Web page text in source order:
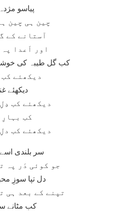
پیاسو
چین ہی چین
آستانے کے
اور اَعدا
کب گل طیبہ کی
دیکھئے
دیکھئے
دیکھئے کب
کب
دیکھئے کب
سر بلندی
جو کوئی دَر پہ
دل تپا سوزِ
تپنے کے بعد ہی
کب مٹانے